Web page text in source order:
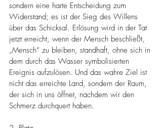
sondern eine harte Entscheidung zum
Widerstand; es ist der Sieg des Willens
über das Schicksal. Erlösung wird in der Tat
jetzt erreicht, wenn der Mensch beschließt,
„Mensch“ zu bleiben, standhaft, ohne sich in
dem durch das Wasser symbolisierten
Ereignis aufzulösen. Und das wahre Ziel ist
nicht das erreichte Land, sondern der Raum,
der sich in uns öffnet, nachdem wir den
Schmerz durchquert haben.